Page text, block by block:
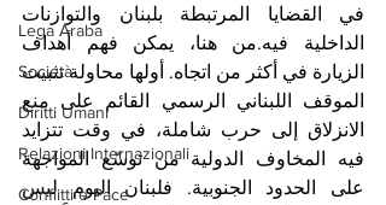
Lega Araba
Società
Diritti Umani
Relazioni Internazionali
Conflitti e Pace
الداخلية فيه.من هنا، يمكن فهم أهداف
الزيارة في أكثر من اتجاه. أولها محاولة تثبيت
فيه المخاوف الدولية من توسّع المواجهة
على الحدود الجنوبية. فلبنان اليوم ليس